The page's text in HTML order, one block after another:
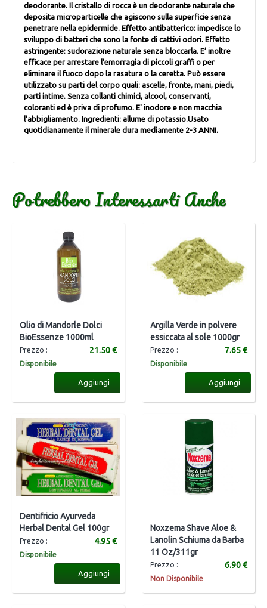
deodorante. Il cristallo di rocca è un deodorante naturale che
deposita microparticelle che agiscono sulla superficie senza
penetrare nella epidermide. Effetto antibatterico: impedisce lo
sviluppo di batteri che sono la fonte di cattivi odori. Effetto
astringente: sudorazione naturale senza bloccarla. E’ inoltre
efficace per arrestare l'emorragia di piccoli graffi o per
eliminare il fuoco dopo la rasatura o la ceretta. Può essere
utilizzato su parti del corpo quali: ascelle, fronte, mani, piedi,
parti intime. Senza collanti chimici, alcool, conservanti,
coloranti ed è priva di profumo. E' inodore e non macchia
l’abbigliamento. Ingredienti: allume di potassio.Usato
quotidianamente il minerale dura mediamente 2-3 ANNI.
Potrebbero Interessarti Anche
Olio di Mandorle Dolci
BioEssenze 1000ml
Prezzo : 21.50 €
Disponibile
Aggiungi
Argilla Verde in polvere
essiccata al sole 1000gr
Prezzo : 7.65 €
Disponibile
Aggiungi
Dentifricio Ayurveda
Herbal Dental Gel 100gr
Prezzo : 4.95 €
Disponibile
Aggiungi
Noxzema Shave Aloe &
Lanolin Schiuma da Barba
11 Oz/311gr
Prezzo : 6.90 €
Non Disponibile